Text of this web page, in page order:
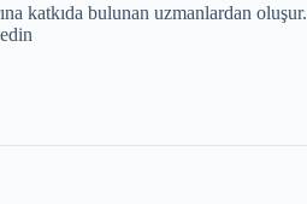
katkıda bulunan uzmanlardan oluşur.